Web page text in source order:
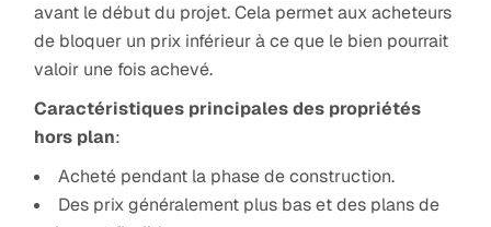
avant le début du projet. Cela permet aux acheteurs
de bloquer un prix inférieur à ce que le bien pourrait
valoir une fois achevé.
Caractéristiques principales des propriétés
hors plan:
Acheté pendant la phase de construction.
Des prix généralement plus bas et des plans de